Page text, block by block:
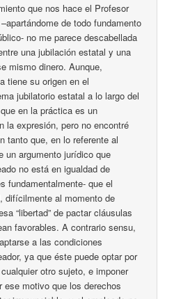
que nos hace el Profesor
de todo fundamento
no me parece descabellada
una jubilación estatal y una
mismo dinero. Aunque,
tiene su origen en el
jubilatorio estatal a lo largo del
en la práctica es un
la expresión, pero no encontré
tanto que, en lo referente al
un argumento jurídico que
no está en igualdad de
fundamentalmente- que el
difícilmente al momento de
“libertad” de pactar cláusulas
favorables. A contrario sensu,
a las condiciones
ya que éste puede optar por
otro sujeto, e imponer
motivo que los derechos